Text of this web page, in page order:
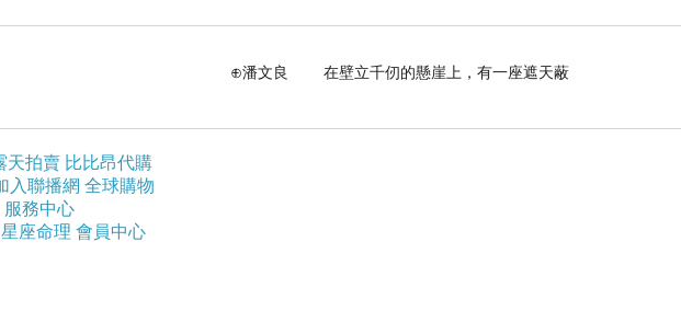
潘文良 在壁立千仞的懸崖上，有一座遮天蔽
天拍賣 比比昂代購
入聯播網 全球購物
服務中心
星座命理 會員中心